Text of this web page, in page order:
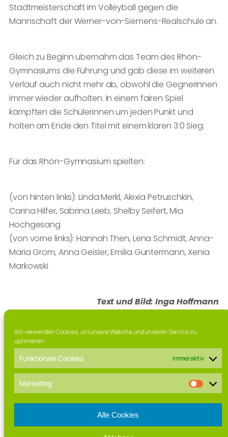
Wir verwenden Cookies, um unsere Website und unseren Service zu
optimieren.
Funktionale Cookies Immer aktiv
Marketing
Alle Cookies
Stadtmeisterschaft im Volleyball gegen die
Mannschaft der Werner-von-Siemens-Realschule an.
Gleich zu Beginn übernahm das Team des Rhön-
Gymnasiums die Führung und gab diese im weiteren
Verlauf auch nicht mehr ab, obwohl die Gegnerinnen
immer wieder aufholten. In einem fairen Spiel
kämpften die Schülerinnen um jeden Punkt und
holten am Ende den Titel mit einem klaren 3:0 Sieg.
Für das Rhön-Gymnasium spielten:
(von hinten links): Linda Merkl, Alexia Petruschkin,
Carina Hilfer, Sabrina Leeb, Shelby Seifert, Mia
Hochgesang
(von vorne links): Hannah Then, Lena Schmidt, Anna-
Maria Grom, Anna Geisler, Emilia Guntermann, Xenia
Markowski
Text und Bild: Inga Hoffmann
Franz-Marschall Straße 7, 97616 Bad Neustadt a.d. Saale
Fax. 09771 / 63 015 – 99
Mail: direktorat[at]rhoen-gymnasium.de